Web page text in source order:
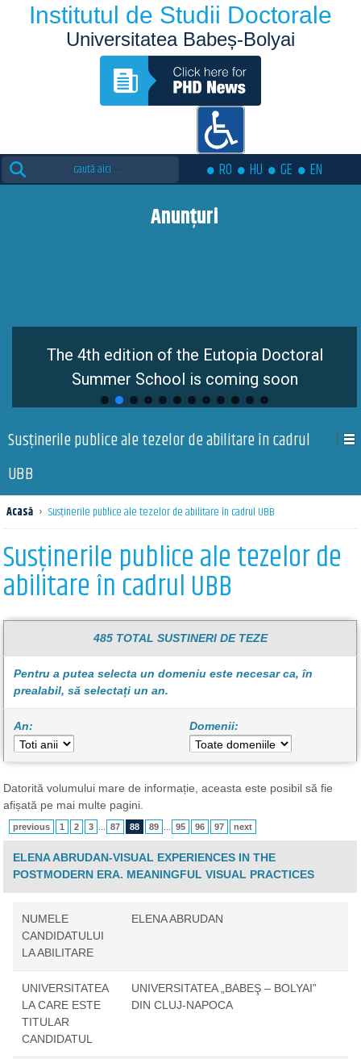
Institutul de Studii Doctorale
Universitatea Babeș-Bolyai
Search
for:
RO HU GE EN
Anunțuri
The 4th edition of the Eutopia Doctoral
Summer School is coming soon
Susținerile publice ale tezelor de abilitare în cadrul
UBB
Acasă › Susținerile publice ale tezelor de abilitare în cadrul UBB
Susținerile publice ale tezelor de
abilitare în cadrul UBB
485 TOTAL SUSTINERI DE TEZE
Pentru a putea selecta un domeniu este necesar ca, în
prealabil, să selectați un an.
An: Domenii:
Datorită volumului mare de informație, aceasta este posibil să fie
afișată pe mai multe pagini.
previous 1 2 3 87 88 89 95 96 97 next
ELENA ABRUDAN-VISUAL EXPERIENCES IN THE
POSTMODERN ERA. MEANINGFUL VISUAL PRACTICES
NUMELE
CANDIDATULUI
LA ABILITARE
ELENA ABRUDAN
UNIVERSITATEA
LA CARE ESTE
TITULAR
CANDIDATUL
UNIVERSITATEA „BABEŞ – BOLYAI”
DIN CLUJ-NAPOCA